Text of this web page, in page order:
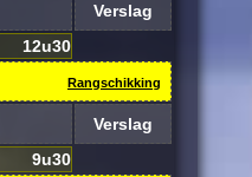
Verslag
12u30
Rangschikking
Verslag
9u30